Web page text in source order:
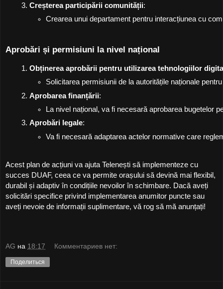
Creșterea participării comunității:
Crearea unui departament pentru interacțiunea cu
Aprobări și permisiuni la nivel național
Obținerea aprobării pentru utilizarea tehnologiilor
Solicitarea permisiunii de la autoritățile naționale
Aprobarea finanțării:
La nivel național, va fi necesară aprobarea bugetelor
Aprobări legale:
Va fi necesară adaptarea actelor normative care
Acest plan de acțiuni va ajuta Telenești să implementeze cu
succes DUAF, ceea ce va permite orașului să devină mai flexibil,
durabil și adaptiv în condițiile nevoilor în schimbare. Dacă aveți
solicitări specifice privind implementarea anumitor puncte sau
aveți nevoie de informații suplimentare, vă rog să mă anunțați!
AG на 18:17 Комментариев нет:
Поделиться